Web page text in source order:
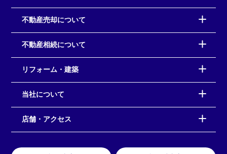
不動産売却について
不動産相続について
リフォーム・建築
当社について
店舗・アクセス